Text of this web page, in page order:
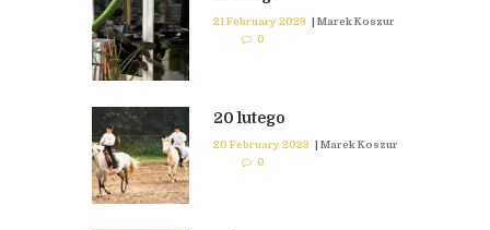
21 February 2023
Marek Koszur
0
20 lutego
20 February 2023 | Marek Koszur
0